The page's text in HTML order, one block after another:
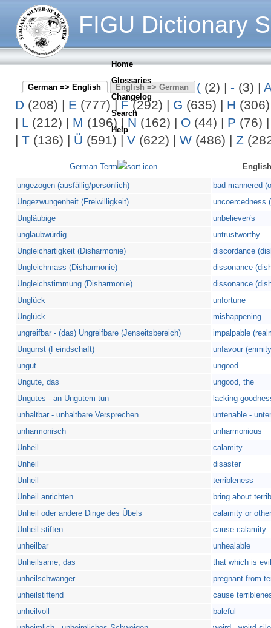
FIGU Dictionary
Home
Glossaries
Changelog
Search
Help
German => English English => German ((2) | - (3) | A
D(208) | E(777) | F (292) | G (635) | H
| L(212) | M (196) | N (162) | O(44) | P (76)
| T(136) | Ü (591) | V(622) | W(486) | Z
German Term
ungezogen (ausfällig/persönlich)
bad mannered
Ungezwungenheit (Freiwilligkeit)
uncoercedness
Ungläubige
unbeliever/s
unglaubwürdig
untrustworthy
Ungleichartigkeit (Disharmonie)
discordance
Ungleichmass (Disharmonie)
dissonance
Ungleichstimmung (Disharmonie)
dissonance
Unglück
unfortune
Unglück
mishappening
ungreifbar - (das) Ungreifbare (Jenseitsbereich)
impalpable
Ungunst (Feindschaft)
unfavour
ungut
ungood
Ungute, das
ungood, the
Ungutes - an Ungutem tun
lacking
unhaltbar - unhaltbare Versprechen
untenable -
unharmonisch
unharmonious
Unheil
calamity
Unheil
disaster
Unheil
terribleness
Unheil anrichten
bring about
Unheil oder andere Dinge des Übels
calamity or
Unheil stiften
cause calamity
unheilbar
unhealable
Unheilsame, das
that which is
unheilschwanger
pregnant from
unheilstiftend
cause
unheilvoll
baleful